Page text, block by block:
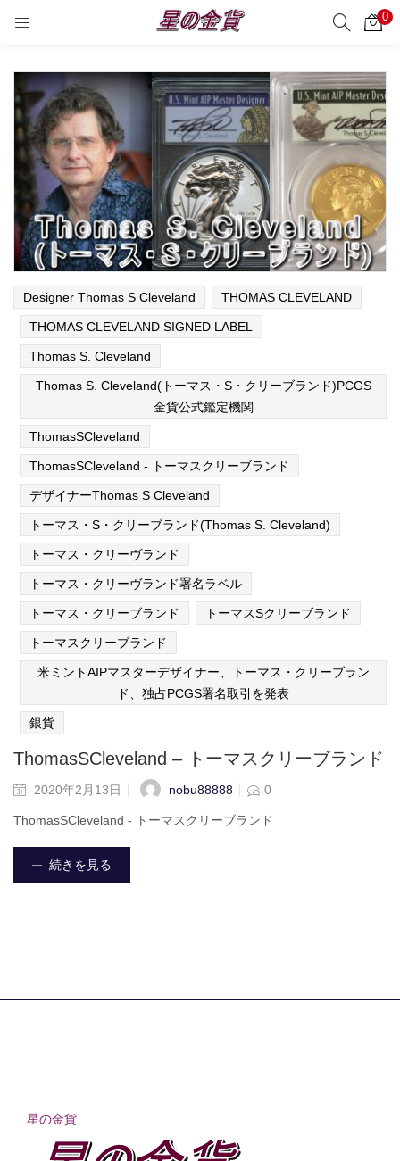
0
サーチ
Designer Thomas S Cleveland THOMAS CLEVELAND
THOMAS CLEVELAND SIGNED LABEL
Thomas S. Cleveland
Thomas S. Cleveland(トーマス・S・クリーブランド)PCGS
金貨公式鑑定機関
ThomasSCleveland
ThomasSCleveland - トーマスクリーブランド
デザイナーThomas S Cleveland
トーマス・S・クリーブランド(Thomas S. Cleveland)
トーマス・クリーヴランド
トーマス・クリーヴランド署名ラベル
トーマス・クリーブランド トーマスSクリーブランド
トーマスクリーブランド
米ミントAIPマスターデザイナー、トーマス・クリーブラン
ド、独占PCGS署名取引を発表
銀貨
ThomasSCleveland – トーマスクリーブランド
2020年2月13日 nobu88888 0
ThomasSCleveland - トーマスクリーブランド
続きを見る
星の金貨
Enter your username and password to login.
Remember me
Login
Lost password?